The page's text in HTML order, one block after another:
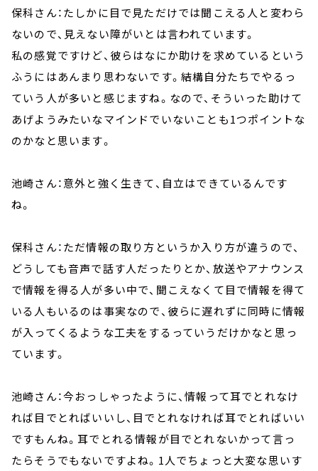
保科さん：たしかに目で見ただけでは聞こえる人と変わら
ないので、見えない障がいとは言われています。
私の感覚ですけど、彼らはなにか助けを求めているという
ふうにはあんまり思わないです。結構自分たちでやるっ
ていう人が多いと感じますね。なので、そういった助けて
あげようみたいなマインドでいないことも1つポイントな
のかなと思います。
池崎さん：意外と強く生きて、自立はできているんです
ね。
保科さん：ただ情報の取り方というか入り方が違うので、
どうしても音声で話す人だったりとか、放送やアナウンス
で情報を得る人が多い中で、聞こえなくて目で情報を得て
いる人もいるのは事実なので、彼らに遅れずに同時に情報
が入ってくるような工夫をするっていうだけかなと思っ
ています。
池崎さん：今おっしゃったように、情報って耳でとれなけ
れば目でとればいいし、目でとれなければ耳でとればいい
ですもんね。耳でとれる情報が目でとれないかって言っ
たらそうでもないですよね。 1人でちょっと大変な思いす